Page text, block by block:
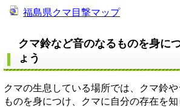
福島県クマ目撃マップ
クマ鈴など音のなるものを身に
ょう
クマの生息している場所では、クマ鈴
ものを身につけ、クマに自分の存在を